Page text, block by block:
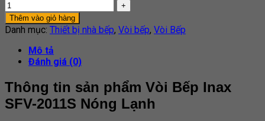
Thêm vào giỏ hàng
Danh mục: Thiết bị nhà bếp, Vòi bếp, Vòi Bếp
Mô tả
Đánh giá (0)
Thông tin sản phẩm Vòi Bếp Inax
SFV-2011S Nóng Lạnh